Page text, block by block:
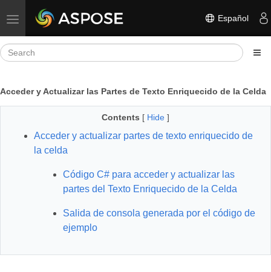
Toggle navigation Español
Acceder y Actualizar las Partes de Texto Enriquecido de la Celda
Contents [ Hide ]
Acceder y actualizar partes de texto enriquecido de
la celda
Código C# para acceder y actualizar las
partes del Texto Enriquecido de la Celda
Salida de consola generada por el código de
ejemplo